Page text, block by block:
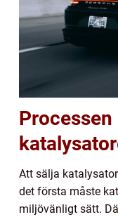
Att sälja
det första måste
miljövänligt sätt.